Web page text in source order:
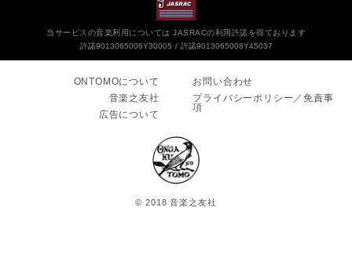
当サービスの音楽利用については JASRACの利用許諾を得ております
許諾9013065006Y30005
許諾9013065008Y45037
ONTOMOについて
音楽之友社
広告について
お問い合わせ
プライバシーポリシー／免責事
項
© 2018 音楽之友社